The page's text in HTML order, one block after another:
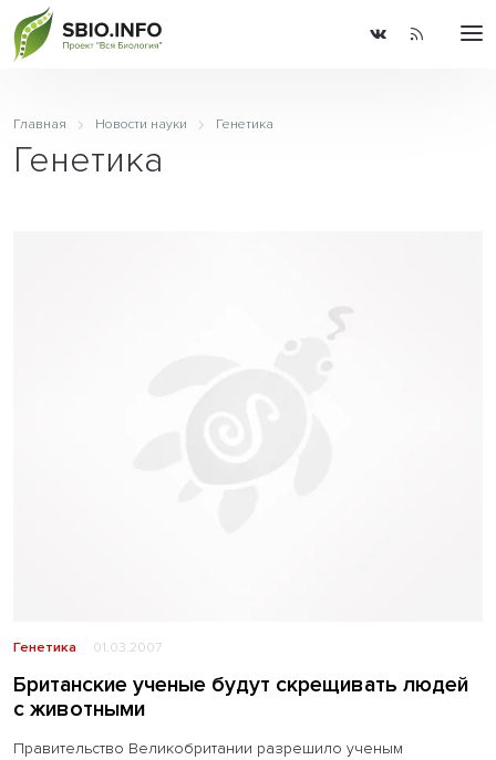
Главная Новости науки Генетика
Генетика
Генетика 01.03.2007
Британские ученые будут скрещивать людей
с животными
Правительство Великобритании разрешило ученым